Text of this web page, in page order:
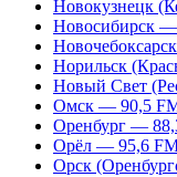
Новокузнецк
Новосибирск
Норильск
Новый Свет
Омск — 90,5
Оренбург —
Орёл — 95,6
Орск